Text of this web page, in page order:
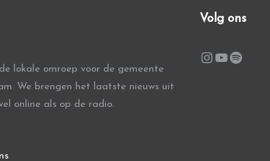
lokale omroep voor de gemeente
We brengen het laatste nieuws uit
online als op de radio.
Volg ons
Instagram
YouTube
Spotify